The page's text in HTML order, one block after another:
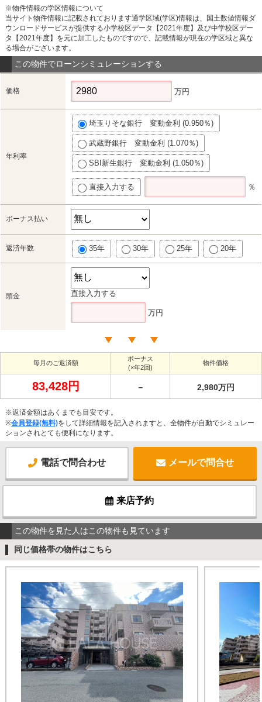
※物件情報の学区情報について
当サイト物件情報に記載されております通学区域(学区)情報は、国土数値情報ダ
ウンロードサービスが提供する小学校区データ【2021年度】及び中学校区デー
タ【2021年度】を元に加工したものですので、記載情報が現在の学区域と異な
る場合がございます。
この物件でローンシミュレーションする
価格 万円
年利率
埼玉りそな銀行 変動金利 (0.950％)
武蔵野銀行 変動金利 (1.070％)
SBI新生銀行 変動金利 (1.050％)
直接入力する ％
ボーナス払い
返済年数 35年 30年 25年 20年
頭金 直接入力する
万円
毎月のご返済額
ボーナス
(×年2回)
物件価格
83,428円 － 2,980万円
※返済金額はあくまでも目安です。
※会員登録(無料)をして詳細情報を記入されますと、全物件が自動でシミュレー
ションされとても便利になります。
電話で問合わせ メールで問合せ
来店予約
この物件を見た人はこの物件も見ています
同じ価格帯の物件はこちら